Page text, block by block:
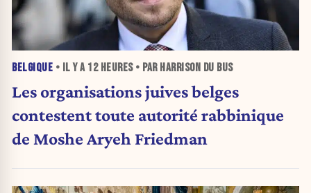
BELGIQUE • IL Y A 12 HEURES• PAR HARRISON DU BUS
Les organisations juives belges
contestent toute autorité rabbinique
de Moshe Aryeh Friedman